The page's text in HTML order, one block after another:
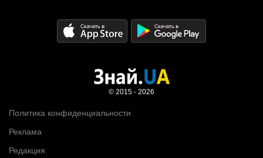
Политика конфиденциальности
Реклама
Редакция
© 2015 - 2026